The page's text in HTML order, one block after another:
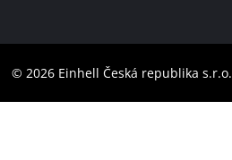
Barrierefreiheits-Erklärung
Instagram
© 2026 Einhell Česká republika s.r.o.